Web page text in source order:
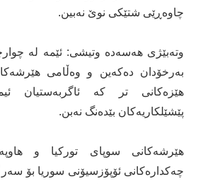
چاوەڕێی شتێكی نوێ نەبین.
وتەبێژی هەسەدە وتیشی: ئێمە لە
بەرخۆدان دەكەین و وەڵامی
هێزەكانی تر كە ئاگربەستیان
پێشێلكاریەكان بێدەنگ نەبن.
هێرشەكانی سوپای توركیا و
چەكدارەكانی ئۆپۆزسیۆنی سوریا بۆ